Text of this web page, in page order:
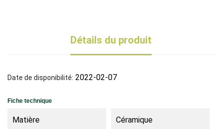
Détails du produit
Date de disponibilité: 2022-02-07
Fiche technique
Matière Céramique